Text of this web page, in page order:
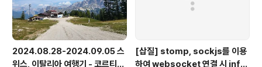
2024.08.28-2024.09.05 스
위스, 이탈리아 여행기 - 코르티나
[삽질] stomp, sockjs를 이용
하여 websocket 연결 시 info